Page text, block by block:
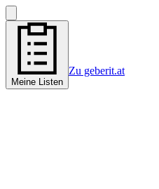
Meine Listen
Zu geberit.at